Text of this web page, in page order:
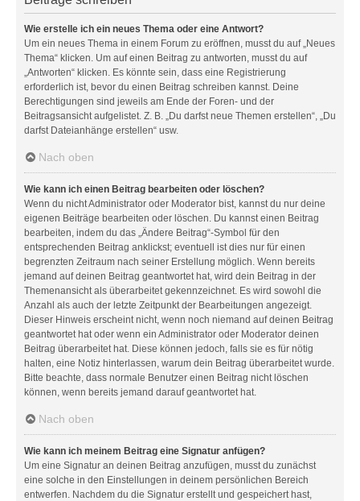
Wie erstelle ich ein neues Thema oder eine Antwort?
Um ein neues Thema in einem Forum zu eröffnen, musst du auf „Neues
Thema“ klicken. Um auf einen Beitrag zu antworten, musst du auf
„Antworten“ klicken. Es könnte sein, dass eine Registrierung
erforderlich ist, bevor du einen Beitrag schreiben kannst. Deine
Berechtigungen sind jeweils am Ende der Foren- und der
Beitragsansicht aufgelistet. Z. B. „Du darfst neue Themen erstellen“, „Du
darfst Dateianhänge erstellen“ usw.
Nach oben
Wie kann ich einen Beitrag bearbeiten oder löschen?
Wenn du nicht Administrator oder Moderator bist, kannst du nur deine
eigenen Beiträge bearbeiten oder löschen. Du kannst einen Beitrag
bearbeiten, indem du das „Ändere Beitrag“-Symbol für den
entsprechenden Beitrag anklickst; eventuell ist dies nur für einen
begrenzten Zeitraum nach seiner Erstellung möglich. Wenn bereits
jemand auf deinen Beitrag geantwortet hat, wird dein Beitrag in der
Themenansicht als überarbeitet gekennzeichnet. Es wird sowohl die
Anzahl als auch der letzte Zeitpunkt der Bearbeitungen angezeigt.
Dieser Hinweis erscheint nicht, wenn noch niemand auf deinen Beitrag
geantwortet hat oder wenn ein Administrator oder Moderator deinen
Beitrag überarbeitet hat. Diese können jedoch, falls sie es für nötig
halten, eine Notiz hinterlassen, warum dein Beitrag überarbeitet wurde.
Bitte beachte, dass normale Benutzer einen Beitrag nicht löschen
können, wenn bereits jemand darauf geantwortet hat.
Nach oben
Wie kann ich meinem Beitrag eine Signatur anfügen?
Um eine Signatur an deinen Beitrag anzufügen, musst du zunächst
eine solche in den Einstellungen in deinem persönlichen Bereich
entwerfen. Nachdem du die Signatur erstellt und gespeichert hast,